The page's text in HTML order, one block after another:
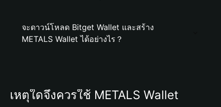
จะดาวน์โหลด Bitget Wallet และสร้าง
METALS Wallet ได้อย่างไร？
เหตุใดจึงควรใช้ METALS Wallet